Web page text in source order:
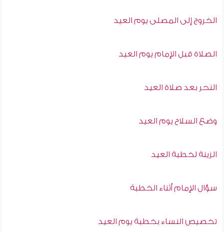
الخروج إلى المصلى يوم العيد
الصلاة قبل الإمام يوم العيد
النحر بعد صلاة العيد
وضع السلاح يوم العيد
الزينة لخطبة العيد
سؤال الإمام أثناء الخطبة
تخصيص النساء بخطبة يوم العيد